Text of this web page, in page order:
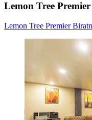
Lemon Tree
Lemon Tree Premier